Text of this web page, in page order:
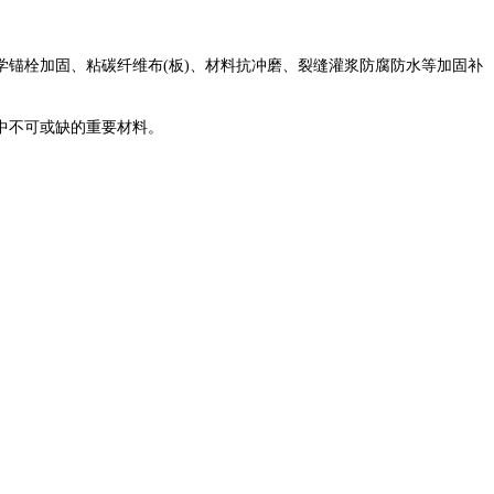
栓加固、粘碳纤维布(板)、材料抗冲磨、裂缝灌浆防腐防水等加固补
可或缺的重要材料。